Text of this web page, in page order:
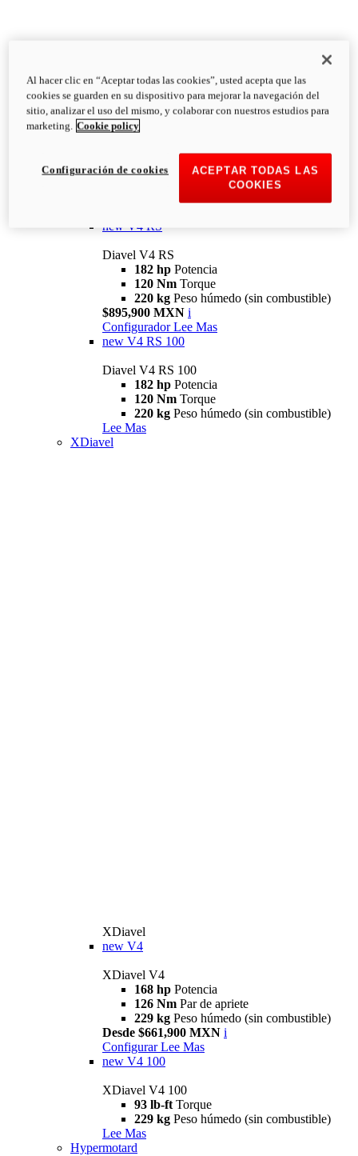
Diavel
V4
Diavel V4
126 NmTorque
223 kg
PESO HÚMEDO SIN
new V4 RS
Diavel V4 RS
182 hp Potencia
120 Nm Torque
220 kg Peso húmedo (sin combustible)
$895,900 MXN i
Configurador Lee Mas
new V4 RS 100
Diavel V4 RS 100
182 hp Potencia
120 Nm Torque
220 kg Peso húmedo (sin combustible)
Lee Mas
XDiavel
XDiavel
new V4
XDiavel V4
168 hp Potencia
126 Nm Par de apriete
229 kg Peso húmedo (sin combustible)
Desde $661,900 MXN i
Configurar Lee Mas
new V4 100
XDiavel V4 100
93 lb-ft Torque
229 kg Peso húmedo (sin combustible)
Lee Mas
Hypermotard
Al hacer clic en “Aceptar todas las cookies”, usted acepta que las
cookies se guarden en su dispositivo para mejorar la navegación del
sitio, analizar el uso del mismo, y colaborar con nuestros estudios para
marketing. Cookie policy
ACEPTAR TODAS LAS
COOKIES
Configuración de cookies